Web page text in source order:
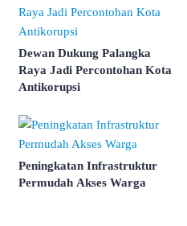
Dewan Dukung Palangka
Raya Jadi Percontohan Kota
Antikorupsi
Peningkatan Infrastruktur
Permudah Akses Warga